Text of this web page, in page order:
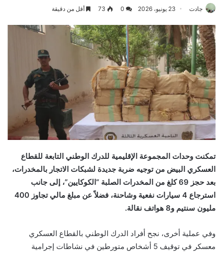
جادت 23 يونيو، 2026 0
73 أقل من دقيقة
تمكنت وحدات المجموعة الإقليمية للدرك الوطني التابعة للقطاع
العسكري البيض من توجيه ضربة جديدة لشبكات الاتجار بالمخدرات،
بعد حجز 69 كلغ من المخدرات الصلبة “الكوكايين”، إلى جانب
استرجاع 4 سيارات نفعية وشاحنة، فضلاً عن مبلغ مالي تجاوز 400
مليون سنتيم و8 هواتف نقالة.
وفي عملية أخرى، نجح أفراد الدرك الوطني بالقطاع العسكري
معسكر في توقيف 5 أشخاص متورطين في نشاطات إجرامية